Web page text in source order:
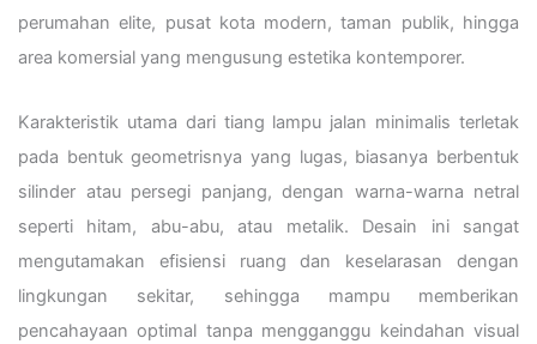
perumahan elite, pusat kota modern, taman publik, hingga
area komersial yang mengusung estetika kontemporer.
Karakteristik utama dari tiang lampu jalan minimalis terletak
pada bentuk geometrisnya yang lugas, biasanya berbentuk
silinder atau persegi panjang, dengan warna-warna netral
seperti hitam, abu-abu, atau metalik. Desain ini sangat
mengutamakan efisiensi ruang dan keselarasan dengan
lingkungan sekitar, sehingga mampu memberikan
pencahayaan optimal tanpa mengganggu keindahan visual